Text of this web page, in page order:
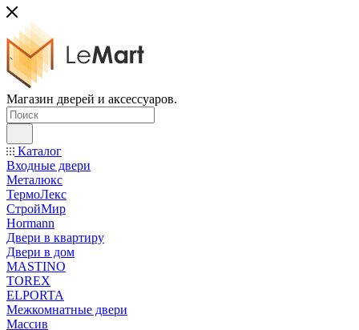
Магазин дверей и аксессуаров.
Каталог
Входные двери
Металюкс
ТермоЛекс
СтройМир
Hormann
Двери в квартиру
Двери в дом
MASTINO
TOREX
ELPORTA
Межкомнатные двери
Массив